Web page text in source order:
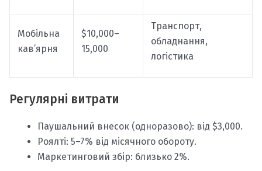
Мобільна
кав’ярня
$10,000–
15,000
Транспорт,
обладнання,
логістика
Регулярні витрати
Паушальний внесок (одноразово): від $3,000.
Роялті: 5–7% від місячного обороту.
Маркетинговий збір: близько 2%.